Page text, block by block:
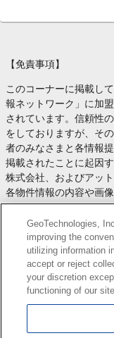
【免責事項】
このコーナーに掲載し
報ネットワーク」に加
されています。信頼性
をしておりますが、そ
者のみなさまと各情報
掲載されたことに起因
株式会社、およびアッ
各物件情報の内容や画
す。
お取引等（お取引の準
や契約条件等について
身でご確認の上、判断
このコーナーへの物件
ョン等についての不動
します。
GeoTechnologies,
improving the
utilizing information
accept or reject
your discretion
functioning of our